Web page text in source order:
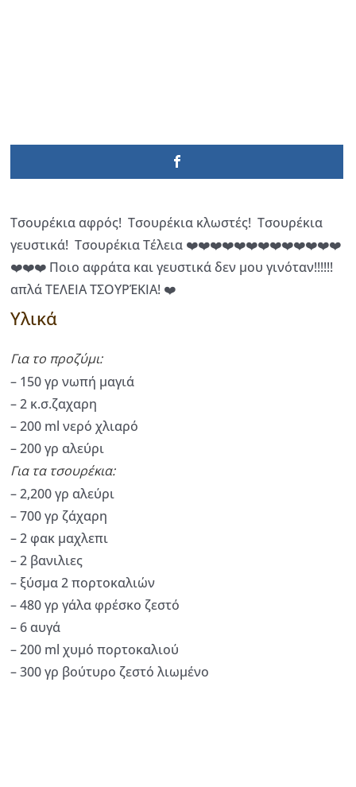
Τσουρέκια αφρός! Τσουρέκια κλωστές! Τσουρέκια
γευστικά! Τσουρέκια Τέλεια ❤️❤️❤️❤️❤️❤️❤️❤️❤️❤️❤️❤️❤️
❤️❤️❤️ Ποιο αφράτα και γευστικά δεν μου γινόταν!!!!!!
απλά ΤΕΛΕΙΑ ΤΣΟΥΡΈΚΙΑ! ❤️
Υλικά
Για το προζύμι:
– 150 γρ νωπή μαγιά
– 2 κ.σ.ζαχαρη
– 200 ml νερό χλιαρό
– 200 γρ αλεύρι
Για τα τσουρέκια:
– 2,200 γρ αλεύρι
– 700 γρ ζάχαρη
– 2 φακ μαχλεπι
– 2 βανιλιες
– ξύσμα 2 πορτοκαλιών
– 480 γρ γάλα φρέσκο ζεστό
– 6 αυγά
– 200 ml χυμό πορτοκαλιού
– 300 γρ βούτυρο ζεστό λιωμένο